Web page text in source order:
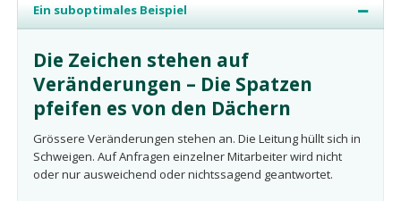
Ein suboptimales Beispiel
Die Zeichen stehen auf
Veränderungen – Die Spatzen
pfeifen es von den Dächern
Grössere Veränderungen stehen an. Die Leitung hüllt sich in
Schweigen. Auf Anfragen einzelner Mitarbeiter wird nicht
oder nur ausweichend oder nichtssagend geantwortet.